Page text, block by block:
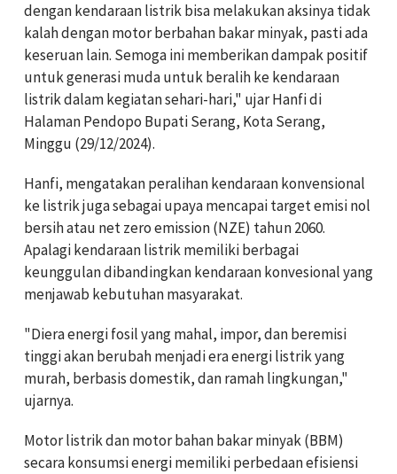
dengan kendaraan listrik bisa melakukan aksinya tidak
kalah dengan motor berbahan bakar minyak, pasti ada
keseruan lain. Semoga ini memberikan dampak positif
untuk generasi muda untuk beralih ke kendaraan
listrik dalam kegiatan sehari-hari," ujar Hanfidi
Halaman Pendopo Bupati Serang, Kota Serang,
Minggu (29/12/2024).
Hanfi, mengatakan peralihan kendaraan konvensional
ke listrik juga sebagai upaya mencapai target emisi nol
bersih atau net zero emission (NZE) tahun 2060.
Apalagi kendaraan listrik memiliki berbagai
keunggulan dibandingkan kendaraan konvesional yang
menjawab kebutuhan masyarakat.
"Diera energi fosil yang mahal, impor, dan beremisi
tinggi akan berubah menjadi era energi listrik yang
murah, berbasis domestik, dan ramah lingkungan,"
ujarnya.
Motor listrik dan motor bahan bakar minyak (BBM)
secara konsumsi energi memiliki perbedaan efisiensi